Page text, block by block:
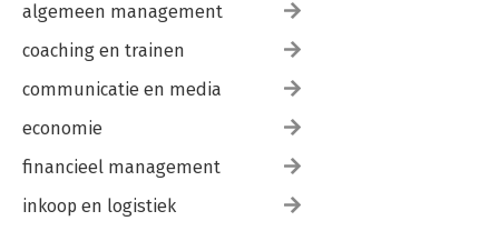
algemeen management
coaching en trainen
communicatie en media
economie
financieel management
inkoop en logistiek